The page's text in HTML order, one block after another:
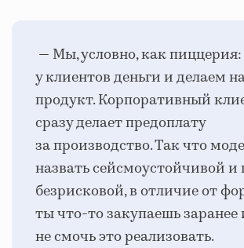
— Мы, условно, как
у клиентов деньги и делаем
продукт. Корпоративный
сразу делает предоплату
за производство. Так что
назвать сейсмоустойчивой и
безрисковой, в отличие от
ты что-то закупаешь
не смочь это реализовать.